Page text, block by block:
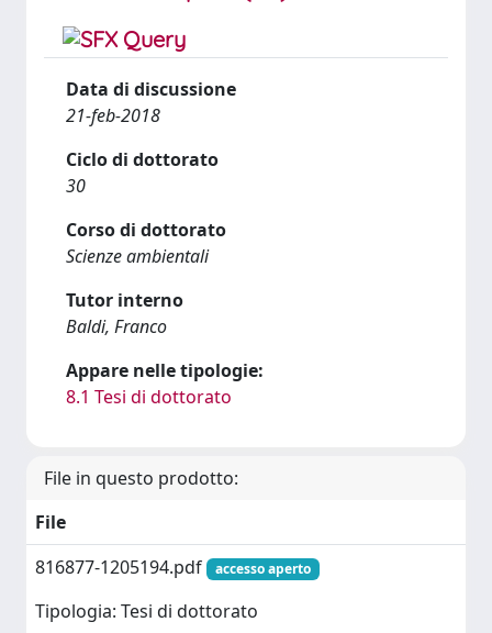
Data di discussione
21-feb-2018
Ciclo di dottorato
30
Corso di dottorato
Scienze ambientali
Tutor interno
Baldi, Franco
Appare nelle tipologie:
8.1 Tesi di dottorato
File in questo prodotto:
File
816877-1205194.pdf
accesso aperto
Tipologia: Tesi di dottorato